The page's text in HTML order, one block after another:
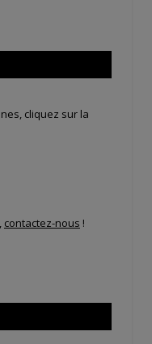
cliquez sur la
contactez-nous !